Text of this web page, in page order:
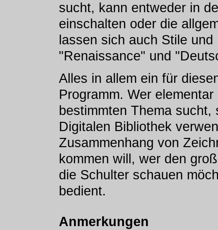
sucht, kann entweder in
einschalten oder die
lassen sich auch Stile
"Renaissance" und
Alles in allem ein für
Programm. Wer
bestimmten Thema
Digitalen Bibliothek
Zusammenhang von
kommen will, wer den
die Schulter schauen
bedient.
Anmerkungen